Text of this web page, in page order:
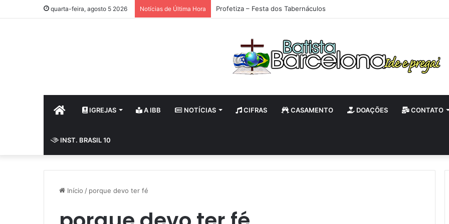
quarta-feira, agosto 5 2026 Notícias de Última Hora Profetiza – Festa dos Tabernáculos
HOME IGREJAS A IBB NOTÍCIAS CIFRAS CASAMENTO DOAÇÕES CONTATO
INST. BRASIL 10
Início / porque devo ter fé